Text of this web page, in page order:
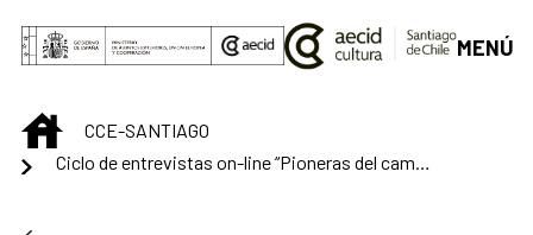
Saltar al contenido principal
MENÚ
INICIOCCE-SANTIAGO